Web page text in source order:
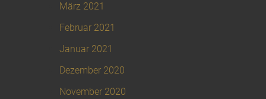
März 2021
Februar 2021
Januar 2021
Dezember 2020
November 2020